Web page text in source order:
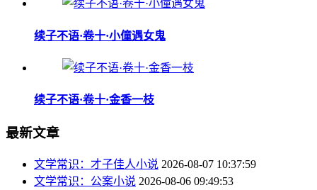
续子不语·卷十·小僮遇女鬼
续子不语·卷十·金香一枝
最新文章
文学常识：才子佳人小说 2026-08-07 10:37:59
文学常识：公案小说 2026-08-06 09:49:53